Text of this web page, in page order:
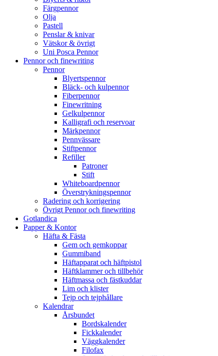
Färgpennor
Olja
Pastell
Penslar & knivar
Vätskor & övrigt
Uni Posca Pennor
Pennor och finewriting
Pennor
Blyertspennor
Bläck- och kulpennor
Fiberpennor
Finewritning
Gelkulpennor
Kalligrafi och reservoar
Märkpennor
Pennvässare
Stiftpennor
Refiller
Patroner
Stift
Whiteboardpennor
Överstrykningspennor
Radering och korrigering
Övrigt Pennor och finewriting
Gotlandica
Papper & Kontor
Häfta & Fästa
Gem och gemkoppar
Gummiband
Häftapparat och häftpistol
Häftklammer och tillbehör
Häftmassa och fästkuddar
Lim och klister
Tejp och tejphållare
Kalendrar
Årsbundet
Bordskalender
Fickkalender
Väggkalender
Filofax